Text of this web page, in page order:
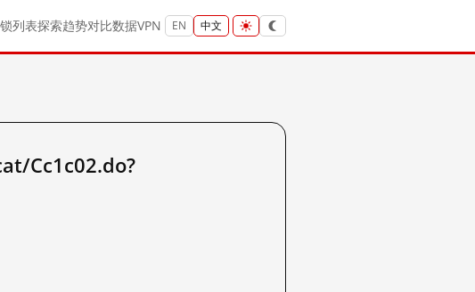
列表探索趋势对比数据VPN EN 中文
Cc1c02.do?